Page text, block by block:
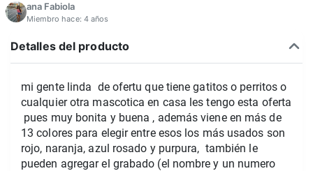
ana Fabiola
Miembro hace: 4 años
Detalles del producto
mi gente linda de ofertu que tiene gatitos o perritos o
cualquier otra mascotica en casa les tengo esta oferta
pues muy bonita y buena , además viene en más de
13 colores para elegir entre esos los más usados son
rojo, naranja, azul rosado y purpura, también le
pueden agregar el grabado (el nombre y un numero